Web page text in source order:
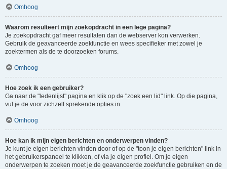
Omhoog
Waarom resulteert mijn zoekopdracht in een lege pagina?
Je zoekopdracht gaf meer resultaten dan de webserver kon verwerken.
Gebruik de geavanceerde zoekfunctie en wees specifieker met zowel je
zoektermen als de te doorzoeken forums.
Omhoog
Hoe zoek ik een gebruiker?
Ga naar de "ledenlijst" pagina en klik op de "zoek een lid" link. Op die pagina,
vul je de voor zichzelf sprekende opties in.
Omhoog
Hoe kan ik mijn eigen berichten en onderwerpen vinden?
Je kunt je eigen berichten vinden door of op de "toon je eigen berichten" link in
het gebruikerspaneel te klikken, of via je eigen profiel. Om je eigen
onderwerpen te zoeken moet je de geavanceerde zoekfunctie gebruiken en de